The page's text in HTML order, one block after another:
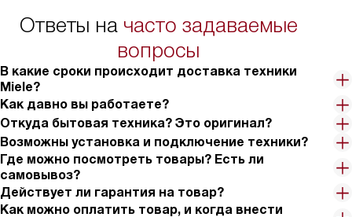
Ответы на часто задаваемые
вопросы
В какие сроки происходит доставка техники
Miele?
Как давно вы работаете?
Откуда бытовая техника? Это оригинал?
Возможны установка и подключение техники?
Где можно посмотреть товары? Есть ли
самовывоз?
Действует ли гарантия на товар?
Как можно оплатить товар, и когда внести